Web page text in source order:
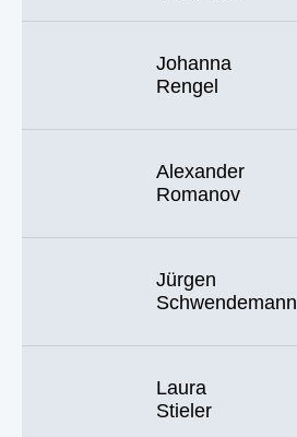
Johanna
Rengel
Alexander
Romanov
Jürgen
Schwendemann
Laura
Stieler